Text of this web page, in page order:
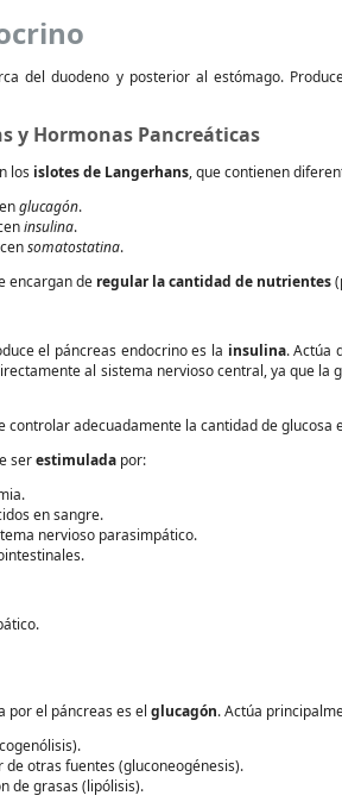
del duodeno y posterior al estómago.
y Hormonas Pancreáticas
los islotes de Langerhans, que contienen
glucagón.
insulina.
somatostatina.
encargan de regular la cantidad de nutrientes
el páncreas endocrino es la insulina. Actúa
al sistema nervioso central, ya que
controlar adecuadamente la cantidad de glucosa
serestimulada por:
en sangre.
nervioso parasimpático.
por el páncreas es el glucagón. Actúa
otras fuentes (gluconeogénesis).
de grasas (lipólisis).